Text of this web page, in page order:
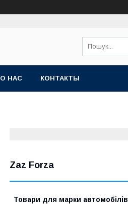
О НАС КОНТАКТЫ
Zaz Forza
Товари для марки